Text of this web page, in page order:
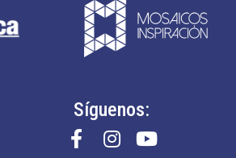
Síguenos: